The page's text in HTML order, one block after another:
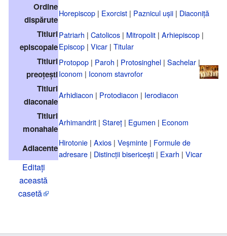
Ordine
dispărute
Horepiscop | Exorcist | Paznicul ușii | Diaconiță
Titluri
episcopale
Patriarh | Catolicos | Mitropolit | Arhiepiscop |
Episcop | Vicar | Titular
Titluri
preoțești
Protopop | Paroh | Protosinghel | Sachelar |
Iconom | Iconom stavrofor
Titluri
diaconale
Arhidiacon | Protodiacon | Ierodiacon
Titluri
monahale
Arhimandrit | Stareț | Egumen | Econom
Adiacente
Hirotonie | Axios | Veșminte | Formule de
adresare | Distincții bisericești | Exarh | Vicar
Editați
această
casetă